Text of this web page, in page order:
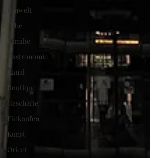
Umwelt
Erbe
Familie
Gastronomie
Kanal
Boutique
Geschäfte
Einkaufen
Kunst
Orient